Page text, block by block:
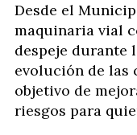
Desde el
maquinaria vial
despeje durante
evolución de las
objetivo de
riesgos para